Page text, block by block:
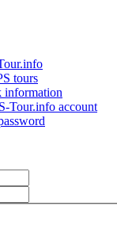
tours
information
Tour.info account